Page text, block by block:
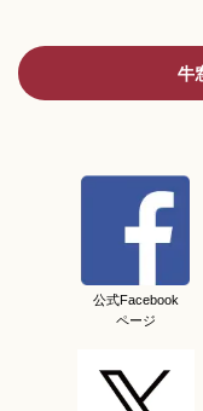
牛
公式Facebook
ページ